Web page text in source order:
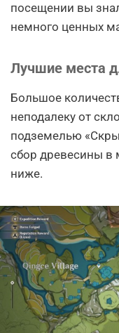
посещении вы
немного ценных
Лучшие места
Большое
неподалеку от
подземелью
сбор древесины в
ниже.